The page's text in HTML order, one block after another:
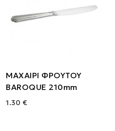
ΜΑΧΑΙΡΙ ΦΡΟΥΤΟΥ
BAROQUE 210mm
1.30 €